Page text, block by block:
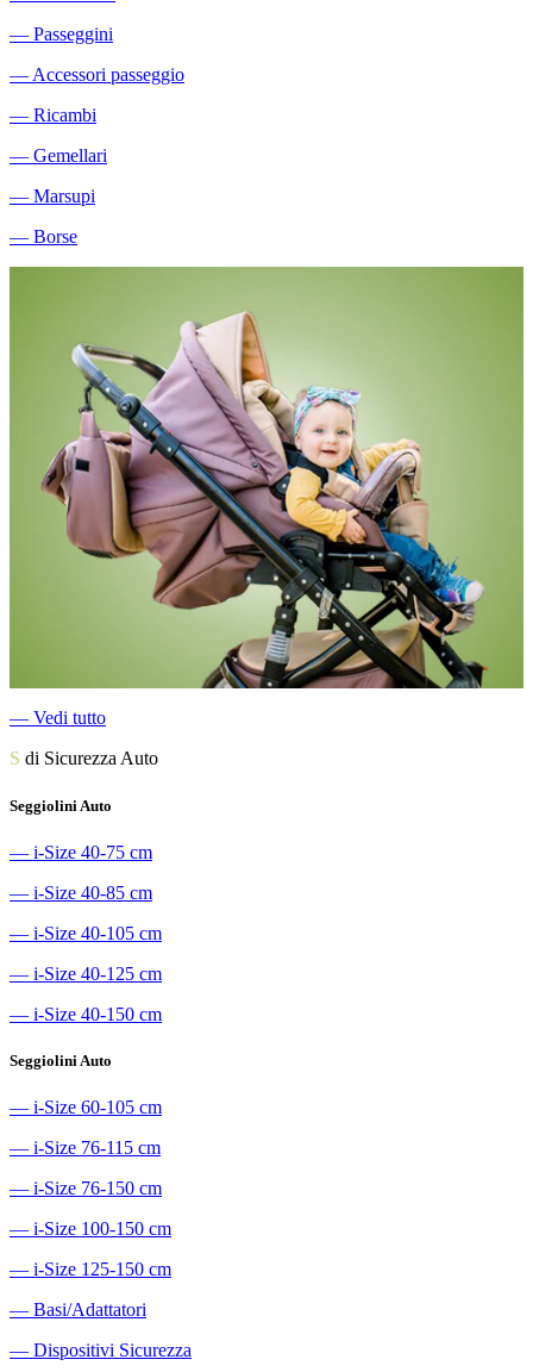
― Passeggini
― Accessori passeggio
― Ricambi
― Gemellari
― Marsupi
― Borse
― Vedi tutto
S di Sicurezza Auto
Seggiolini Auto
― i-Size 40-75 cm
― i-Size 40-85 cm
― i-Size 40-105 cm
― i-Size 40-125 cm
― i-Size 40-150 cm
Seggiolini Auto
― i-Size 60-105 cm
― i-Size 76-115 cm
― i-Size 76-150 cm
― i-Size 100-150 cm
― i-Size 125-150 cm
― Basi/Adattatori
― Dispositivi Sicurezza